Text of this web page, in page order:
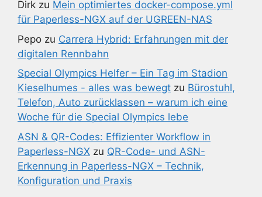
Dirk zu Mein optimiertes docker-compose.yml
für Paperless-NGX auf der UGREEN-NAS
Pepo zu Carrera Hybrid: Erfahrungen mit der
digitalen Rennbahn
Special Olympics Helfer – Ein Tag im Stadion
Kieselhumes - alles was bewegt zu Bürostuhl,
Telefon, Auto zurücklassen – warum ich eine
Woche für die Special Olympics lebe
ASN & QR-Codes: Effizienter Workflow in
Paperless-NGX zu QR-Code- und ASN-
Erkennung in Paperless-NGX – Technik,
Konfiguration und Praxis